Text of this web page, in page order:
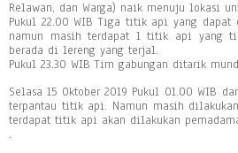
Relawan, dan Warga) naik menuju lokasi
Pukul 22.00 WIB Tiga titik api yang dapat
namun masih terdapat 1 titik api yang
berada di lereng yang terjal.
Pukul 23.30 WIB Tim gabungan ditarik
Selasa 15 Oktober 2019 Pukul 01.00 WIB
terpantau titik api. Namun masih
terdapat titik api akan dilakukan
.